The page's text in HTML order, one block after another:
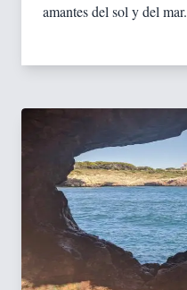
amantes del sol y del mar.